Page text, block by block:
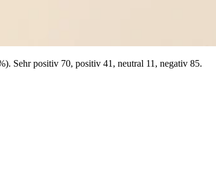
Sehr positiv 70, positiv 41, neutral 11, negativ 85.